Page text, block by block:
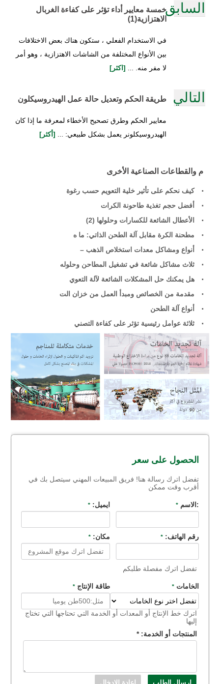
السابقخمسة معايير أداء تؤثر على كفاءة الغربال
الاهتزازية(1)
في الاستخدام الفعلي ، ستكون هناك بعض الاختلافات
بين الأنواع المختلفة من الشاشات الاهتزازية ، وهو أمر
لا مفر منه. ...
[اكثر]
التالي طريقة الحكم وتعديل حالة عمل الهيدروسيكلون
معايير الحكم وطرق تصحيح الأخطاء لمعرفة ما إذا كان
الهيدروسيكلونر يعمل بشكل طبيعي: ...
[أكثر]
م والقطاعات الصناعية الأخرى
كيف نحكم على تأثير خلية التعويم حسب رغوة
أفضل حجم تغذية طاحونة الكرات
الأعطال الشائعة للكسارات وحلولها (2)
مطحنة الكرة مقابل آلة الطحن الذاتي: ما ه
أنواع ومشاكل معدات استخلاص الذهب –
ثلاث مشاكل شائعة في تشغيل المطاحن وحلوله
هل يمكنك حل المشكلات الشائعة لآلة التعوي
مقدمة من الخصائص ومبدأ العمل من خزان الت
أنواع آلة الطحن
ثلاثة عوامل رئيسية تؤثر على كفاءة التصني
الحصول على سعر
تفضل اترك رسالة هنا! فريق المبيعات المهني سيتصل بك في
أقرب وقت ممكن
:الاسم* ايميل: *
رقم الهاتف:* مكان: *
تفضل اترك مفصلة طلبكم
الخامات* طاقة الإنتاج *
اترك خط الإنتاج أو المعدات أو الخدمة التي تحتاجها التي تختاج
إليها
المنتجات أو الخدمة:*